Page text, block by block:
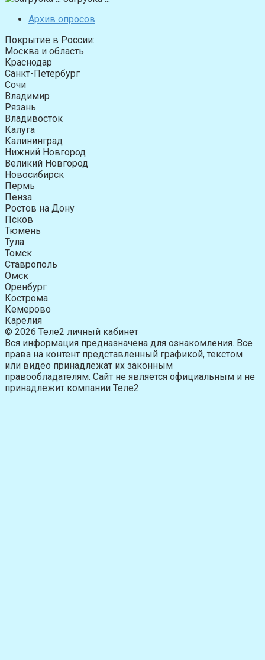
Архив опросов
Покрытие в России:
Москва и область
Краснодар
Санкт-Петербург
Сочи
Владимир
Рязань
Владивосток
Калуга
Калининград
Нижний Новгород
Великий Новгород
Новосибирск
Пермь
Пенза
Ростов на Дону
Псков
Тюмень
Тула
Томск
Ставрополь
Омск
Оренбург
Кострома
Кемерово
Карелия
© 2026 Теле2 личный кабинет
Вся информация предназначена для ознакомления. Все
права на контент представленный графикой, текстом
или видео принадлежат их законным
правообладателям. Сайт не является официальным и не
принадлежит компании Теле2.